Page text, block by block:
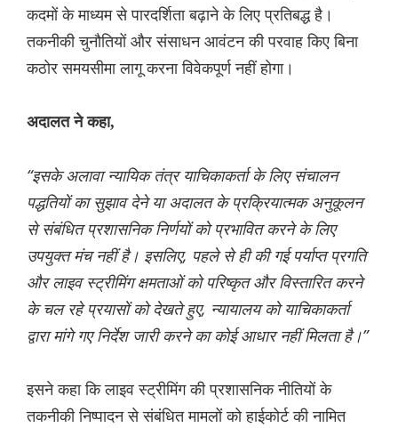
कदमों के माध्यम से पारदर्शिता बढ़ाने के लिए प्रतिबद्ध है।
तकनीकी चुनौतियों और संसाधन आवंटन की परवाह किए बिना
कठोर समयसीमा लागू करना विवेकपूर्ण नहीं होगा।
अदालत ने कहा,
“इसके अलावा न्यायिक तंत्र याचिकाकर्ता के लिए संचालन
पद्धतियों का सुझाव देने या अदालत के प्रक्रियात्मक अनुकूलन
से संबंधित प्रशासनिक निर्णयों को प्रभावित करने के लिए
उपयुक्त मंच नहीं है। इसलिए, पहले से ही की गई पर्याप्त प्रगति
और लाइव स्ट्रीमिंग क्षमताओं को परिष्कृत और विस्तारित करने
के चल रहे प्रयासों को देखते हुए, न्यायालय को याचिकाकर्ता
द्वारा मांगे गए निर्देश जारी करने का कोई आधार नहीं मिलता है।”
इसने कहा कि लाइव स्ट्रीमिंग की प्रशासनिक नीतियों के
तकनीकी निष्पादन से संबंधित मामलों को हाईकोर्ट की नामित